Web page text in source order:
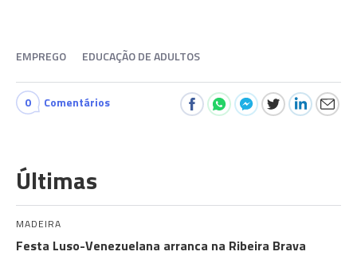
EMPREGO EDUCAÇÃO DE ADULTOS
0 Comentários
Últimas
MADEIRA
Festa Luso-Venezuelana arranca na Ribeira Brava